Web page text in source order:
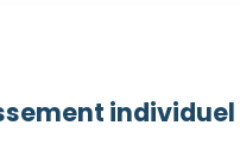
individuel